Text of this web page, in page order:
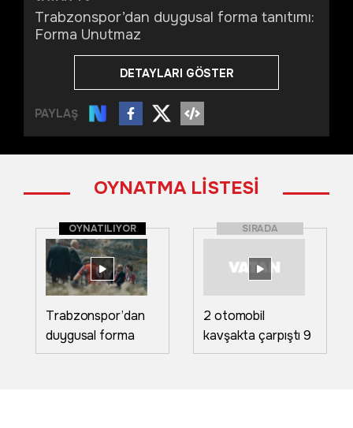
Trabzonspor’dan duygusal forma tanıtımı:
Forma Unutmaz
DETAYLARI GÖSTER
PAYLAŞ
OYNATMA LİSTESİ
OYNATILIYOR
Trabzonspor’dan
duygusal forma
tanıtımı: Forma
SIRADA
2 otomobil
kavşakta çarpıştı 9
kişi ağır yaralandı